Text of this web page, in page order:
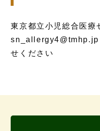
東京都立小児総合医療
sn_allergy4@tmhp.jp
せください